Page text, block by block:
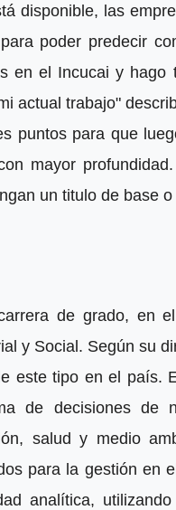
disponible, las
poder predecir
en el Incucai y
actual trabajo"
puntos para que
mayor
un titulo de base
de grado, en
y Social. Según su
este tipo en el país.
de decisiones de
salud y medio
para la gestión en
analítica,